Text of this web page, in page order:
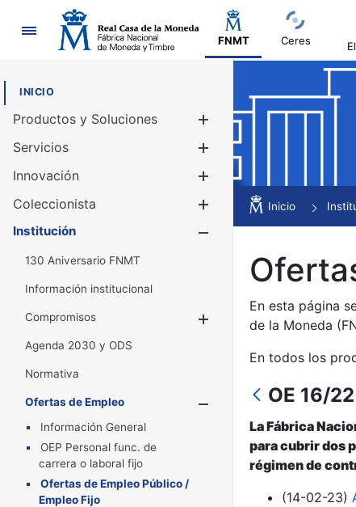
Navegación
FNMT Ceres
INICIO
Productos y Soluciones
Mostrar/
Servicios
Innovación
Coleccionista
Mostrar/
Institución
130 Aniversario FNMT
Información institucional
Compromisos
Mostrar/
Agenda 2030 y ODS
Normativa
Ofertas de Empleo
Mostrar/
Información General
OEP Personal func. de
carrera o laboral fijo
Ofertas de Empleo Público /
Empleo Fijo
Inicio
En esta página
de la Moneda
En todos los
OE 16/
La Fábrica
para cubrir dos
régimen de
(14-02-23)